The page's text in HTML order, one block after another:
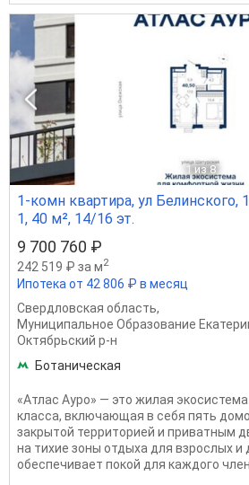
1 из 8
1-комн квартира, ул Белинского,
1, 40 м², 14/16 эт.
9 700 760 ₽
242 519 ₽ за м2
Ипотека от 42 806 ₽ в месяц
Свердловская область,
Муниципальное Образование
Октябрьский р-н
Ботаническая
«Атлас Ауро» — это жилая
класса, включающая в себя пять
закрытой территорией и приватным
на тихие зоны отдыха для взрослых и
обеспечивает покой для каждого